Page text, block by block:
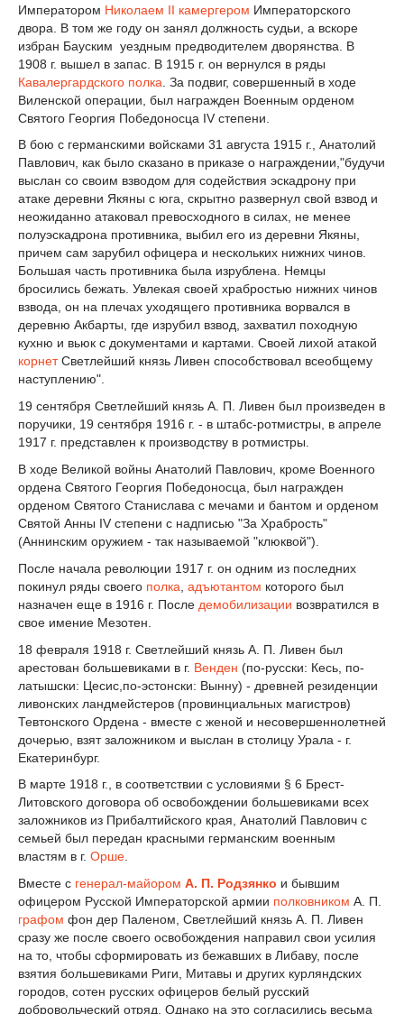
Императором Николаем II камергером Императорского
двора. В том же году он занял должность судьи, а вскоре
избран Бауским уездным предводителем дворянства. В
1908 г. вышел в запас. В 1915 г. он вернулся в ряды
Кавалергардского полка . За подвиг, совершенный в ходе
Виленской операции, был награжден Военным орденом
Святого Георгия Победоносца IV степени.
В бою с германскими войсками 31 августа 1915 г., Анатолий
Павлович, как было сказано в приказе о награждении,"будучи
выслан со своим взводом для содействия эскадрону при
атаке деревни Якяны с юга, скрытно развернул свой взвод и
неожиданно атаковал превосходного в силах, не менее
полуэскадрона противника, выбил его из деревни Якяны,
причем сам зарубил офицера и нескольких нижних чинов.
Большая часть противника была изрублена. Немцы
бросились бежать. Увлекая своей храбростью нижних чинов
взвода, он на плечах уходящего противника ворвался в
деревню Акбарты, где изрубил взвод, захватил походную
кухню и вьюк с документами и картами. Своей лихой атакой
корнетСветлейший князь Ливен способствовал всеобщему
наступлению".
19 сентября Светлейший князь А. П. Ливен был произведен в
поручики, 19 сентября 1916 г. - в штабс-ротмистры, в апреле
1917 г. представлен к производству в ротмистры.
В ходе Великой войны Анатолий Павлович, кроме Военного
ордена Святого Георгия Победоносца, был награжден
орденом Святого Станислава с мечами и бантом и орденом
Святой Анны IV степени с надписью "За Храбрость"
(Аннинским оружием - так называемой "клюквой").
После начала революции 1917 г. он одним из последних
покинул ряды своего полка адъютантом которого был
назначен еще в 1916 г. После демобилизации возвратился в
свое имение Мезотен.
18 февраля 1918 г. Светлейший князь А. П. Ливен был
арестован большевиками в г. Венден (по-русски: Кесь, по-
латышски: Цесис,по-эстонски: Вынну) - древней резиденции
ливонских ландмейстеров (провинциальных магистров)
Тевтонского Ордена - вместе с женой и несовершеннолетней
дочерью, взят заложником и выслан в столицу Урала - г.
Екатеринбург.
В марте 1918 г., в соответствии с условиями § 6 Брест-
Литовского договора об освобождении большевиками всех
заложников из Прибалтийского края, Анатолий Павлович с
семьей был передан красными германским военным
властям в г. Орше.
Вместе с генерал-майором А. П. Родзянко и бывшим
офицером Русской Императорской армии полковником А. П.
графом фон дер Паленом, Светлейший князь А. П. Ливен
сразу же после своего освобождения направил свои усилия
на то, чтобы сформировать из бежавших в Либаву, после
взятия большевиками Риги, Митавы и других курляндских
городов, сотен русских офицеров белый русский
добровольческий отряд. Однако на это согласились весьма